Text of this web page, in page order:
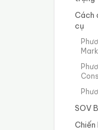
Cách
cụ
SOV